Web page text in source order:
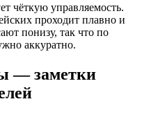
чёткую управляемость.
проходит плавно и
понизу, так что по
аккуратно.
— заметки